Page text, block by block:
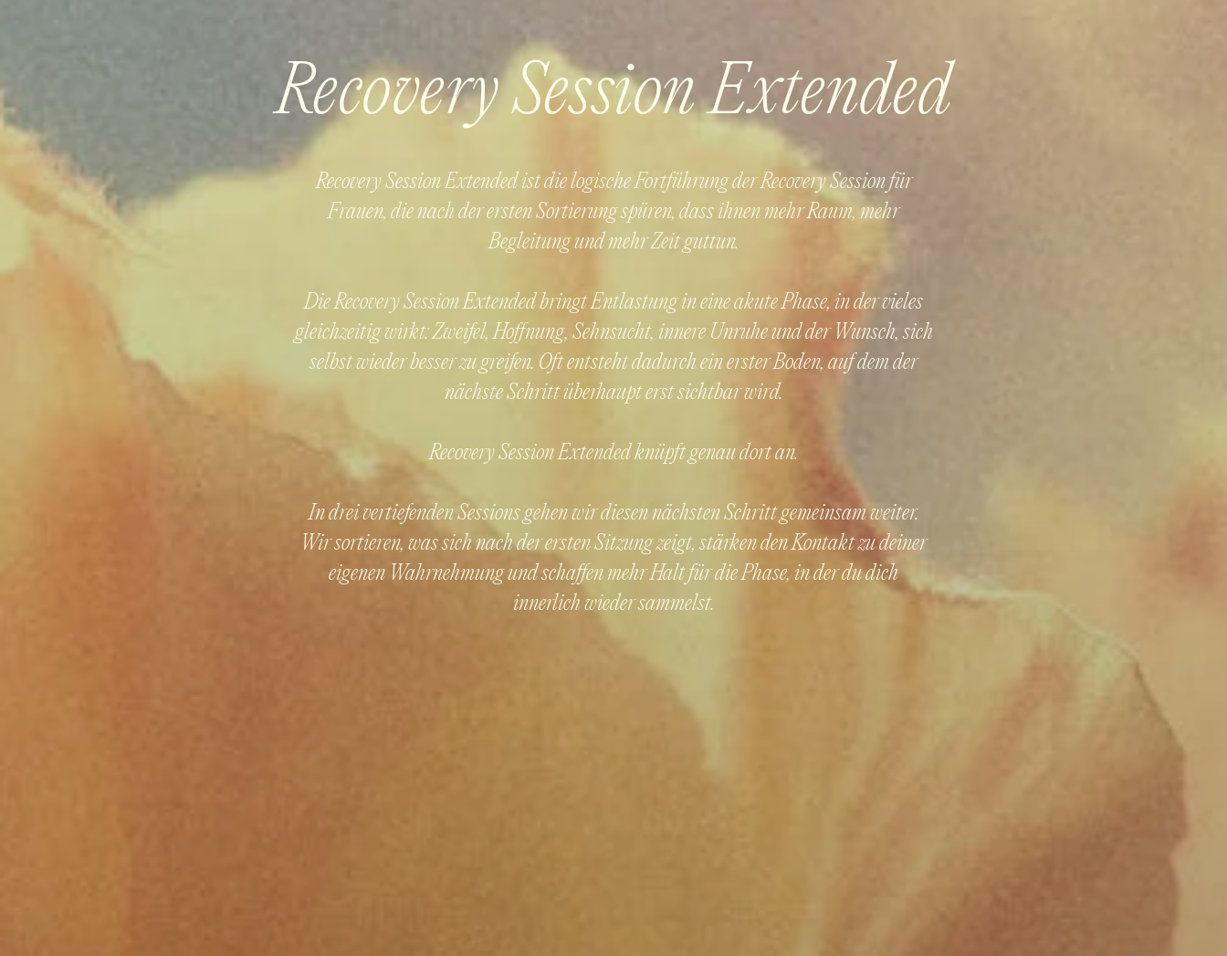
Recovery Session Extended
Recovery Session Extended ist die logische Fortführung der Recovery Session für
Frauen, die nach der ersten Sortierung spüren, dass ihnen mehr Raum, mehr
Begleitung und mehr Zeit guttun.
Die Recovery Session Extended bringt Entlastung in eine akute Phase, in der vieles
gleichzeitig wirkt: Zweifel, Hoffnung, Sehnsucht, innere Unruhe und der Wunsch, sich
selbst wieder besser zu greifen. Oft entsteht dadurch ein erster Boden, auf dem der
nächste Schritt überhaupt erst sichtbar wird.
Recovery Session Extended knüpft genau dort an.
In drei vertiefenden Sessions gehen wir diesen nächsten Schritt gemeinsam weiter.
Wir sortieren, was sich nach der ersten Sitzung zeigt, stärken den Kontakt zu deiner
eigenen Wahrnehmung und schaffen mehr Halt für die Phase, in der du dich
innerlich wieder sammelst.